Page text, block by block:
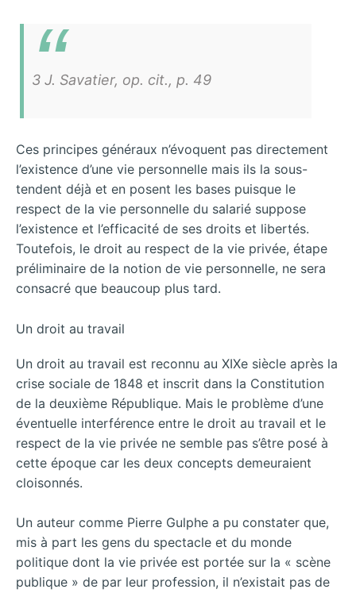
3 J. Savatier, op. cit., p. 49
Ces principes généraux n’évoquent pas directement
l’existence d’une vie personnelle mais ils la sous-
tendent déjà et en posent les bases puisque le
respect de la vie personnelle du salarié suppose
l’existence et l’efficacité de ses droits et libertés.
Toutefois, le droit au respect de la vie privée, étape
préliminaire de la notion de vie personnelle, ne sera
consacré que beaucoup plus tard.
Un droit au travail
Un droit au travail est reconnu au XIXe siècle après la
crise sociale de 1848 et inscrit dans la Constitution
de la deuxième République. Mais le problème d’une
éventuelle interférence entre le droit au travail et le
respect de la vie privée ne semble pas s’être posé à
cette époque car les deux concepts demeuraient
cloisonnés.
Un auteur comme Pierre Gulphe a pu constater que,
mis à part les gens du spectacle et du monde
politique dont la vie privée est portée sur la « scène
publique » de par leur profession, il n’existait pas de